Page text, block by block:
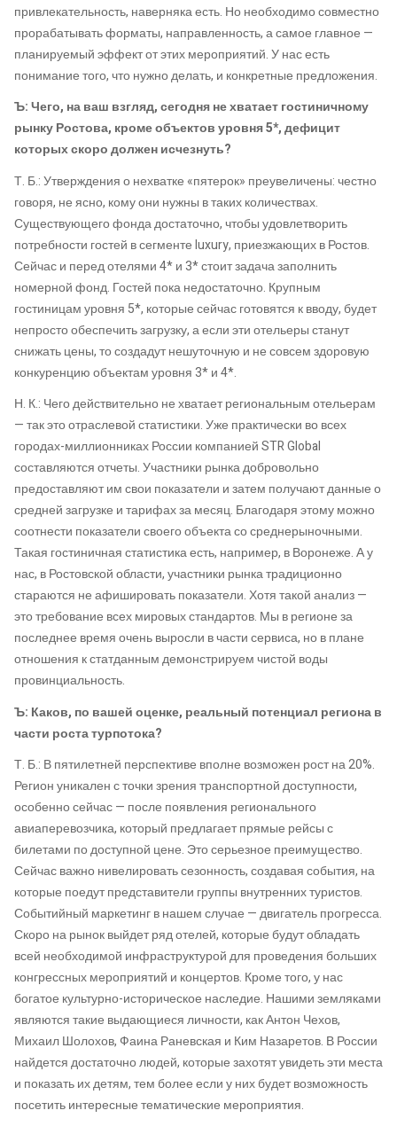
привлекательность, наверняка есть. Но необходимо совместно
прорабатывать форматы, направленность, а самое главное —
планируемый эффект от этих мероприятий. У нас есть
понимание того, что нужно делать, и конкретные предложения.
Ъ: Чего, на ваш взгляд, сегодня не хватает гостиничному
рынку Ростова, кроме объектов уровня 5*, дефицит
которых скоро должен исчезнуть?
Т. Б.: Утверждения о нехватке «пятерок» преувеличены: честно
говоря, не ясно, кому они нужны в таких количествах.
Существующего фонда достаточно, чтобы удовлетворить
потребности гостей в сегменте luxury, приезжающих в Ростов.
Сейчас и перед отелями 4* и 3* стоит задача заполнить
номерной фонд. Гостей пока недостаточно. Крупным
гостиницам уровня 5*, которые сейчас готовятся к вводу, будет
непросто обеспечить загрузку, а если эти отельеры станут
снижать цены, то создадут нешуточную и не совсем здоровую
конкуренцию объектам уровня 3* и 4*.
Н. К.: Чего действительно не хватает региональным отельерам
— так это отраслевой статистики. Уже практически во всех
городах-миллионниках России компанией STR Global
составляются отчеты. Участники рынка добровольно
предоставляют им свои показатели и затем получают данные о
средней загрузке и тарифах за месяц. Благодаря этому можно
соотнести показатели своего объекта со среднерыночными.
Такая гостиничная статистика есть, например, в Воронеже. А у
нас, в Ростовской области, участники рынка традиционно
стараются не афишировать показатели. Хотя такой анализ —
это требование всех мировых стандартов. Мы в регионе за
последнее время очень выросли в части сервиса, но в плане
отношения к статданным демонстрируем чистой воды
провинциальность.
Ъ: Каков, по вашей оценке, реальный потенциал региона в
части роста турпотока?
Т. Б.: В пятилетней перспективе вполне возможен рост на 20%.
Регион уникален с точки зрения транспортной доступности,
особенно сейчас — после появления регионального
авиаперевозчика, который предлагает прямые рейсы с
билетами по доступной цене. Это серьезное преимущество.
Сейчас важно нивелировать сезонность, создавая события, на
которые поедут представители группы внутренних туристов.
Событийный маркетинг в нашем случае — двигатель прогресса.
Скоро на рынок выйдет ряд отелей, которые будут обладать
всей необходимой инфраструктурой для проведения больших
конгрессных мероприятий и концертов. Кроме того, у нас
богатое культурно-историческое наследие. Нашими земляками
являются такие выдающиеся личности, как Антон Чехов,
Михаил Шолохов, Фаина Раневская и Ким Назаретов. В России
найдется достаточно людей, которые захотят увидеть эти места
и показать их детям, тем более если у них будет возможность
посетить интересные тематические мероприятия.